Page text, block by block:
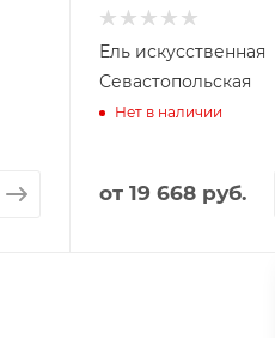
Ель искусственная
Севастопольская
Нет в наличии
от 19 668 руб.